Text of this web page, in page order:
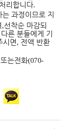
리합니다.
과정이므로 지
,선착순 마감되
른 분들에게 기
시면, 전액 반환
또는전화(070-